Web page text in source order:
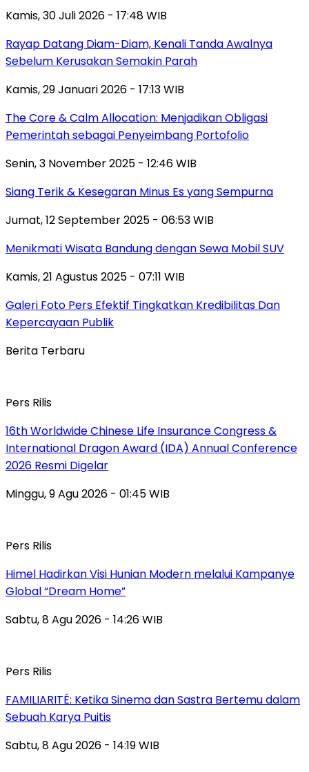
Kamis, 30 Juli 2026 - 17:48 WIB
Rayap Datang Diam-Diam, Kenali Tanda Awalnya
Sebelum Kerusakan Semakin Parah
Kamis, 29 Januari 2026 - 17:13 WIB
The Core & Calm Allocation: Menjadikan Obligasi
Pemerintah sebagai Penyeimbang Portofolio
Senin, 3 November 2025 - 12:46 WIB
Siang Terik & Kesegaran Minus Es yang Sempurna
Jumat, 12 September 2025 - 06:53 WIB
Menikmati Wisata Bandung dengan Sewa Mobil SUV
Kamis, 21 Agustus 2025 - 07:11 WIB
Galeri Foto Pers Efektif Tingkatkan Kredibilitas Dan
Kepercayaan Publik
Berita Terbaru
Pers Rilis
16th Worldwide Chinese Life Insurance Congress &
International Dragon Award (IDA) Annual Conference
2026 Resmi Digelar
Minggu, 9 Agu 2026 - 01:45 WIB
Pers Rilis
Himel Hadirkan Visi Hunian Modern melalui Kampanye
Global “Dream Home”
Sabtu, 8 Agu 2026 - 14:26 WIB
Pers Rilis
FAMILIARITÉ: Ketika Sinema dan Sastra Bertemu dalam
Sebuah Karya Puitis
Sabtu, 8 Agu 2026 - 14:19 WIB